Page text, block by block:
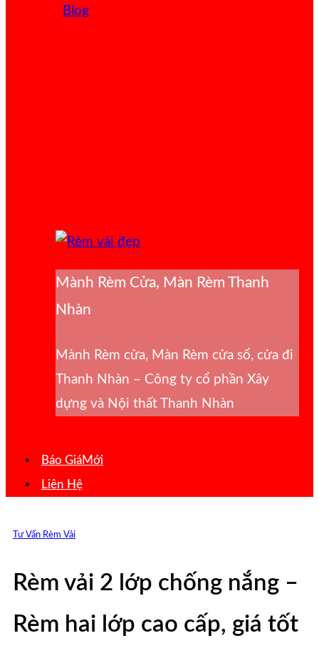
Blog
Mành Rèm Cửa, Màn Rèm Thanh
Nhàn
Mành Rèm cửa, Màn Rèm cửa sổ, cửa đi
Thanh Nhàn – Công ty cổ phần Xây
dựng và Nội thất Thanh Nhàn
Báo Giá
Liên Hệ
Tư Vấn Rèm Vải
Rèm vải 2 lớp chống nắng –
Rèm hai lớp cao cấp, giá tốt